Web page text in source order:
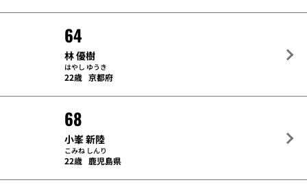
64
林 優樹
はやし ゆうき
22歳 京都府
68
小峯 新陸
こみね しんり
22歳 鹿児島県